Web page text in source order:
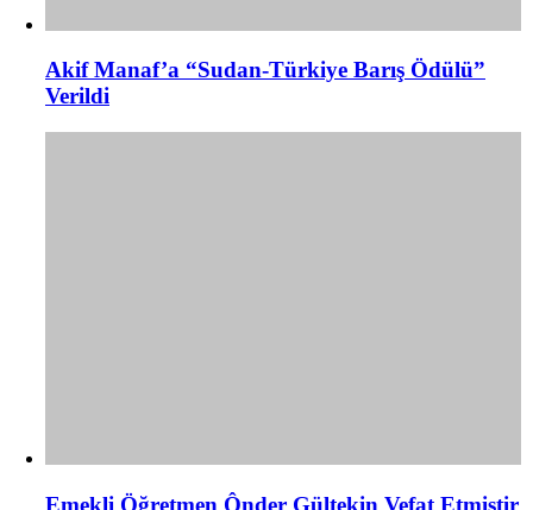
Akif Manaf’a “Sudan-Türkiye Barış Ödülü”
Verildi
Emekli Öğretmen Ônder Gültekin Vefat Etmiştir